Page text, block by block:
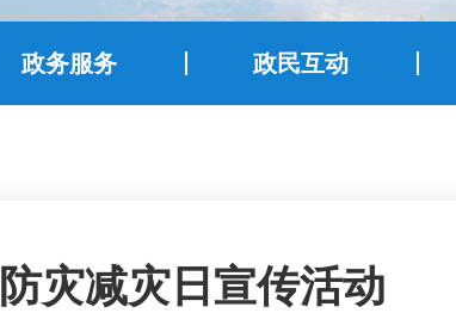
政务服务 政民互动
灾减灾日宣传活动